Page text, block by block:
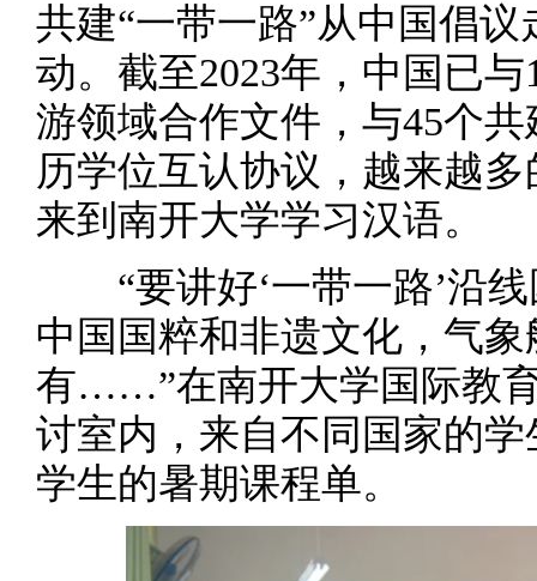
共建“一带一路”从中国倡
动。截至2023年，中国已
游领域合作文件，与45个
历学位互认协议，越来越
来到南开大学学习汉语。
“要讲好‘一带一路’沿线
中国国粹和非遗文化，气
有……”在南开大学国际教
讨室内，来自不同国家的
学生的暑期课程单。